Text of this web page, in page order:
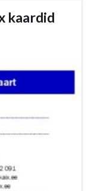
kaardid